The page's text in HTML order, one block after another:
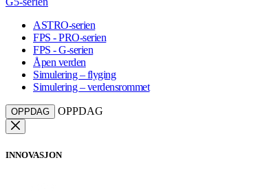
ASTRO-serien
FPS - PRO-serien
FPS - G-serien
Åpen verden
Simulering – flyging
Simulering – verdensrommet
OPPDAG OPPDAG
INNOVASJON